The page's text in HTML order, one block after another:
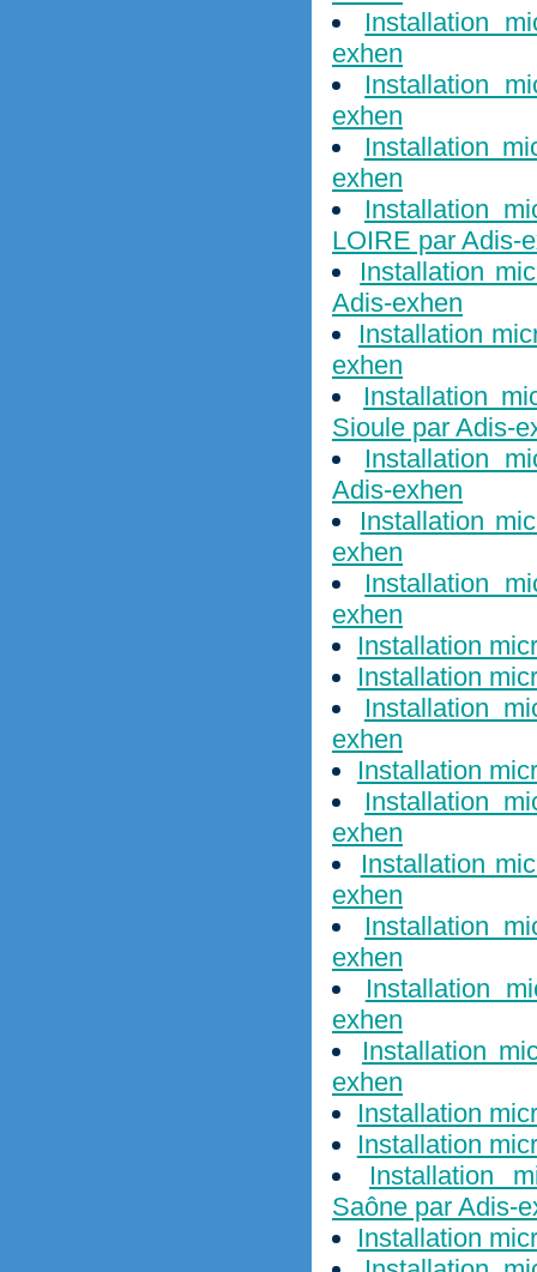
Installation
exhen
Installation
exhen
Installation
exhen
Installation
LOIRE par Adis-
Installation
Adis-exhen
Installation
exhen
Installation
Sioule par Adis-
Installation
Adis-exhen
Installation
exhen
Installation
exhen
Installation
Installation
Installation
exhen
Installation
Installation
exhen
Installation
exhen
Installation
exhen
Installation
exhen
Installation
exhen
Installation
Installation
Installation
Saône par Adis-
Installation